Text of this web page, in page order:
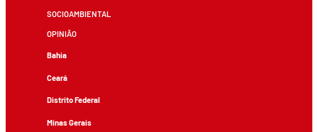
SOCIOAMBIENTAL
OPINIÃO
Bahia
Ceará
Distrito Federal
Minas Gerais